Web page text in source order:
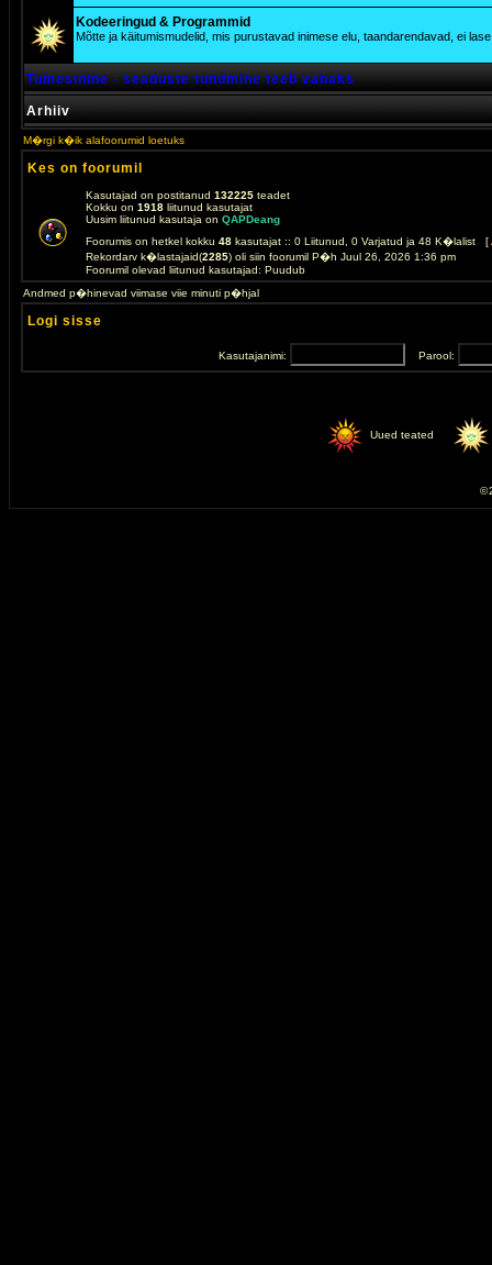
Kodeeringud & Programmid
Mõtte ja käitumismudelid, mis purustavad inimese elu, taandarendavad, ei
Tumesinine - seaduste tundmine teeb vabaks
Arhiiv
M�rgi k�ik alafoorumid loetuks
Kes on foorumil
Kasutajad on postitanud 132225 teadet
Kokku on 1918 liitunud kasutajat
Uusim liitunud kasutaja on QAPDeang
Foorumis on hetkel kokku 48 kasutajat :: 0 Liitunud, 0 Varjatud ja 48 K�lalist [
Rekordarv k�lastajaid(2285) oli siin foorumil P�h Juul 26, 2026 1:36 pm
Foorumil olevad liitunud kasutajad: Puudub
Andmed p�hinevad viimase viie minuti p�hjal
Logi sisse
Kasutajanimi: Parool:
Uued teated
©